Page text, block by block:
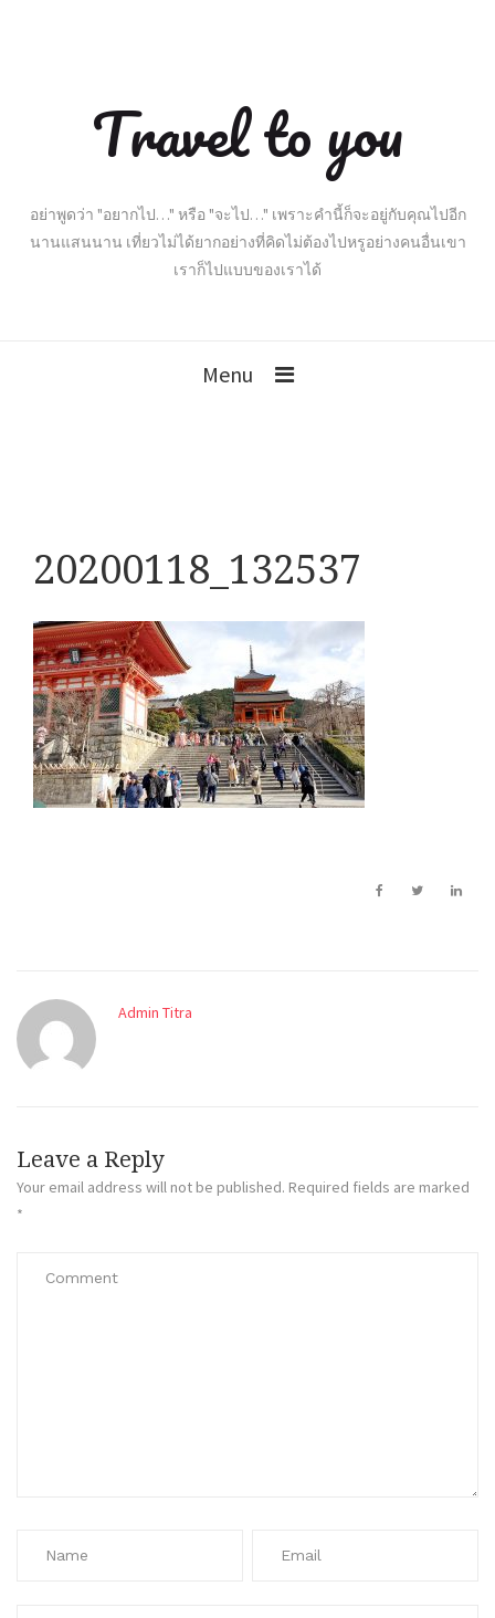
Travel to you
อย่าพูดว่า "อยากไป…" หรือ "จะไป…" เพราะคำนี้ก็จะอยู่กับคุณไปอีก
นานแสนนาน เที่ยวไม่ได้ยากอย่างที่คิดไม่ต้องไปหรูอย่างคนอื่นเขา
เราก็ไปแบบของเราได้
Menu
20200118_132537
Admin Titra
Leave a Reply
Your email address will not be published. Required fields are marked
*